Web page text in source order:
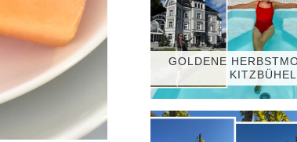
GOLDENE
KITZBÜHEL